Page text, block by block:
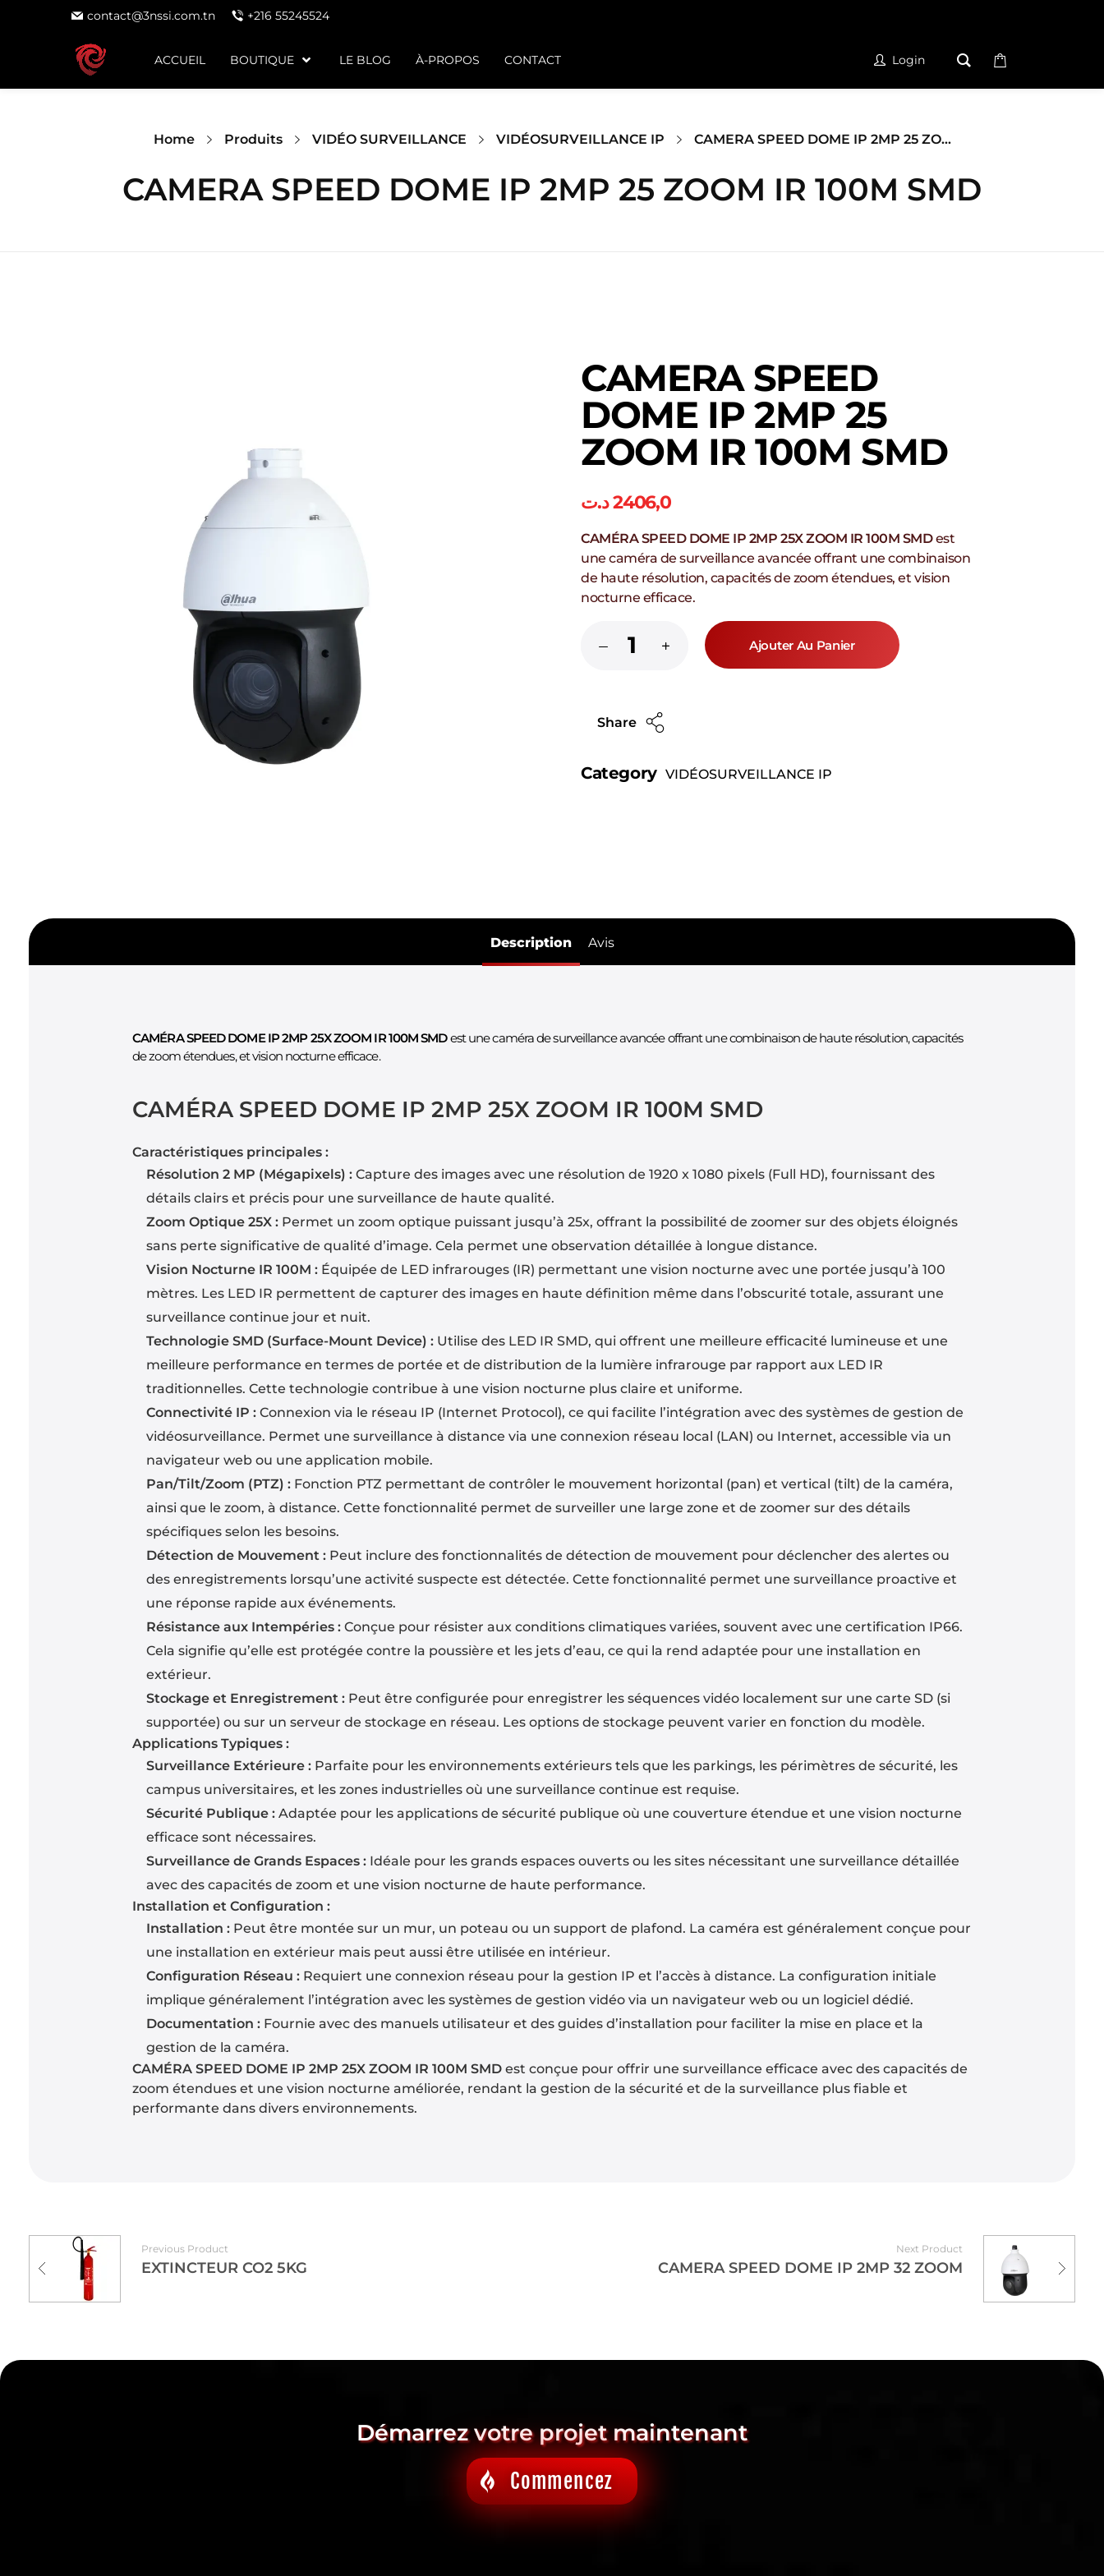
contact@3nssi.com.tn +216 55245524
ACCUEIL BOUTIQUE LE BLOG À-PROPOS CONTACT Login
Home Produits VIDÉO SURVEILLANCE VIDÉOSURVEILLANCE IP CAMERA SPEED DOME IP 2MP 25 ZO...
CAMERA SPEED DOME IP 2MP 25 ZOOM IR 100M SMD
CAMERA SPEED
DOME IP 2MP 25
ZOOM IR 100M SMD
2406,0د.ت
CAMÉRA SPEED DOME IP 2MP 25X ZOOM IR 100M SMDest
une caméra de surveillance avancée offrant une combinaison
de haute résolution, capacités de zoom étendues, et vision
nocturne efficace.
Ajouter Au Panier
Share
Category VIDÉOSURVEILLANCE IP
Description Avis
CAMÉRA SPEED DOME IP 2MP 25X ZOOM IR 100M SMDest une caméra de surveillance avancée offrant une combinaison de haute résolution, capacités
de zoom étendues, et vision nocturne efficace.
CAMÉRA SPEED DOME IP 2MP 25X ZOOM IR 100M SMD
Caractéristiques principales :
Résolution 2 MP (Mégapixels) : Capture des images avec une résolution de 1920 x 1080 pixels (Full HD), fournissant des
détails clairs et précis pour une surveillance de haute qualité.
Zoom Optique 25X : Permet un zoom optique puissant jusqu’à 25x, offrant la possibilité de zoomer sur des objets éloignés
sans perte significative de qualité d’image. Cela permet une observation détaillée à longue distance.
Vision Nocturne IR 100M : Équipée de LED infrarouges (IR) permettant une vision nocturne avec une portée jusqu’à 100
mètres. Les LED IR permettent de capturer des images en haute définition même dans l’obscurité totale, assurant une
surveillance continue jour et nuit.
Technologie SMD (Surface-Mount Device) : Utilise des LED IR SMD, qui offrent une meilleure efficacité lumineuse et une
meilleure performance en termes de portée et de distribution de la lumière infrarouge par rapport aux LED IR
traditionnelles. Cette technologie contribue à une vision nocturne plus claire et uniforme.
Connectivité IP : Connexion via le réseau IP (Internet Protocol), ce qui facilite l’intégration avec des systèmes de gestion de
vidéosurveillance. Permet une surveillance à distance via une connexion réseau local (LAN) ou Internet, accessible via un
navigateur web ou une application mobile.
Pan/Tilt/Zoom (PTZ) : Fonction PTZ permettant de contrôler le mouvement horizontal (pan) et vertical (tilt) de la caméra,
ainsi que le zoom, à distance. Cette fonctionnalité permet de surveiller une large zone et de zoomer sur des détails
spécifiques selon les besoins.
Détection de Mouvement : Peut inclure des fonctionnalités de détection de mouvement pour déclencher des alertes ou
des enregistrements lorsqu’une activité suspecte est détectée. Cette fonctionnalité permet une surveillance proactive et
une réponse rapide aux événements.
Résistance aux Intempéries : Conçue pour résister aux conditions climatiques variées, souvent avec une certification IP66.
Cela signifie qu’elle est protégée contre la poussière et les jets d’eau, ce qui la rend adaptée pour une installation en
extérieur.
Stockage et Enregistrement : Peut être configurée pour enregistrer les séquences vidéo localement sur une carte SD (si
supportée) ou sur un serveur de stockage en réseau. Les options de stockage peuvent varier en fonction du modèle.
Applications Typiques :
Surveillance Extérieure : Parfaite pour les environnements extérieurs tels que les parkings, les périmètres de sécurité, les
campus universitaires, et les zones industrielles où une surveillance continue est requise.
Sécurité Publique : Adaptée pour les applications de sécurité publique où une couverture étendue et une vision nocturne
efficace sont nécessaires.
Surveillance de Grands Espaces : Idéale pour les grands espaces ouverts ou les sites nécessitant une surveillance détaillée
avec des capacités de zoom et une vision nocturne de haute performance.
Installation et Configuration :
Installation : Peut être montée sur un mur, un poteau ou un support de plafond. La caméra est généralement conçue pour
une installation en extérieur mais peut aussi être utilisée en intérieur.
Configuration Réseau : Requiert une connexion réseau pour la gestion IP et l’accès à distance. La configuration initiale
implique généralement l’intégration avec les systèmes de gestion vidéo via un navigateur web ou un logiciel dédié.
Documentation : Fournie avec des manuels utilisateur et des guides d’installation pour faciliter la mise en place et la
gestion de la caméra.
CAMÉRA SPEED DOME IP 2MP 25X ZOOM IR 100M SMD est conçue pour offrir une surveillance efficace avec des capacités de
zoom étendues et une vision nocturne améliorée, rendant la gestion de la sécurité et de la surveillance plus fiable et
performante dans divers environnements.
Previous Product
EXTINCTEUR CO2 5KG
Next Product
CAMERA SPEED DOME IP 2MP 32 ZOOM
Démarrez votre projet maintenant
Commencez